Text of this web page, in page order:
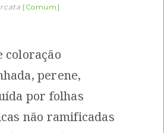
4839 Observações
[Comum]
coloração
perene,
por folhas
não ramificadas